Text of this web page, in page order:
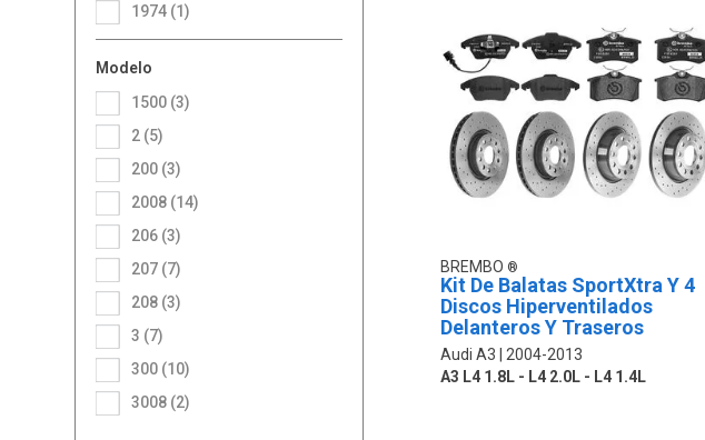
Modelo
1500 (3)
2 (5)
200 (3)
2008 (14)
206 (3)
207 (7)
208 (3)
3 (7)
300 (10)
3008 (2)
1974 (1)
BREMBO
Kit De Balatas SportXtra Y 4
Discos Hiperventilados
Delanteros Y Traseros
Audi A3
2004-2013
A3 L4 1.8L - L4 2.0L - L4 1.4L